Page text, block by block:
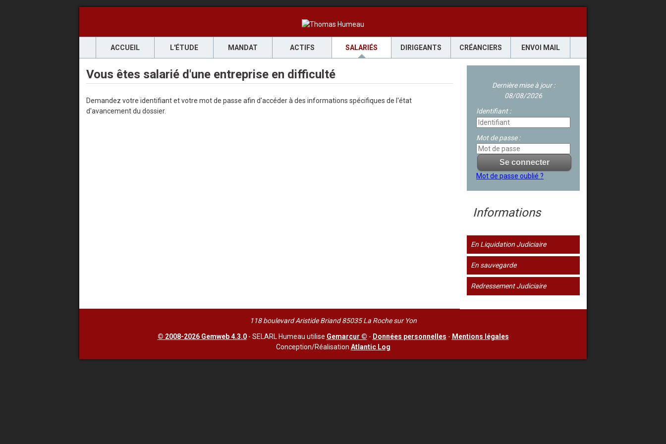
ACCUEIL L'ÉTUDE MANDAT ACTIFS SALARIÉS DIRIGEANTS CRÉANCIERS ENVOI MAIL
Dernière mise à jour :
08/08/2026
Identifiant :
Mot de passe :
Mot de passe oublié ?
Informations
En Liquidation Judiciaire
En sauvegarde
Redressement Judiciaire
Vous êtes salarié d'une entreprise en difficulté
Demandez votre identifiant et votre mot de passe afin d'accéder à des informations spécifiques de l'état
d'avancement du dossier.
118 boulevard Aristide Briand 85035 La Roche sur Yon
© 2008-2026 Gemweb 4.3.0- SELARL Humeau utilise Gemarcur © - Données personnelles - Mentions légales
Conception/Réalisation Atlantic Log